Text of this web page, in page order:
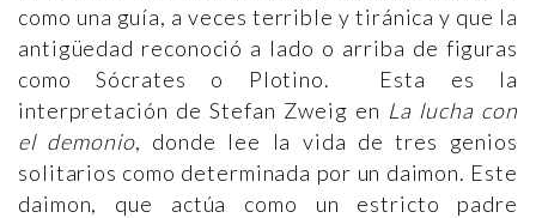
como una guía, a veces terrible y tiránica y que la
antigüedad reconoció a lado o arriba de figuras
como Sócrates o Plotino. Esta es la
interpretación de Stefan Zweig en La lucha con
el demonio, donde lee la vida de tres genios
solitarios como determinada por un daimon. Este
daimon, que actúa como un estricto padre